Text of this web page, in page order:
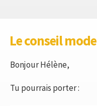
Le conseil mode
Bonjour Hélène,
Tu pourrais porter :